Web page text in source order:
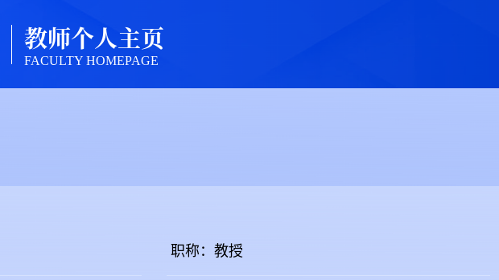
教师个人主页
FACULTY HOMEPAGE
职称：教授